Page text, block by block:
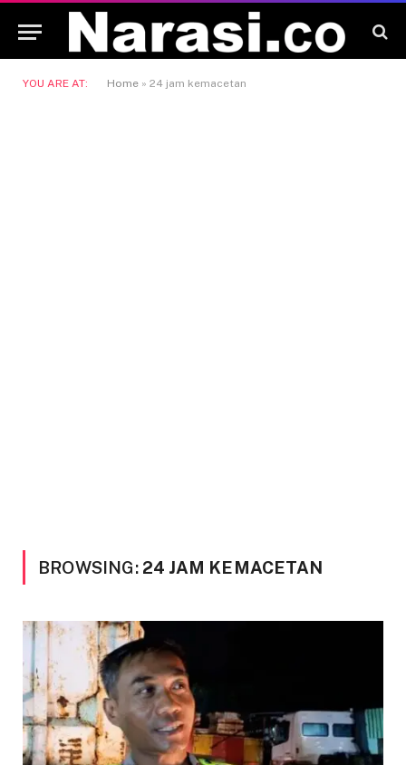
YOU ARE AT: Home » 24 jam kemacetan
BROWSING: 24 JAM KEMACETAN